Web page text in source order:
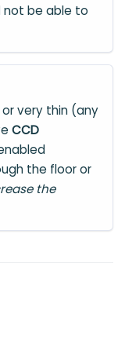
not be able to
very thin (any
CCD
the floor or
the